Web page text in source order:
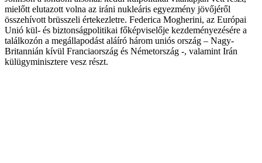
mielőtt elutazott volna az iráni nukleáris egyezmény jövőjéről
összehívott brüsszeli értekezletre. Federica Mogherini, az Európai
Unió kül- és biztonságpolitikai főképviselője kezdeményezésére a
találkozón a megállapodást aláíró három uniós ország – Nagy-
Britannián kívül Franciaország és Németország -, valamint Irán
külügyminisztere vesz részt.